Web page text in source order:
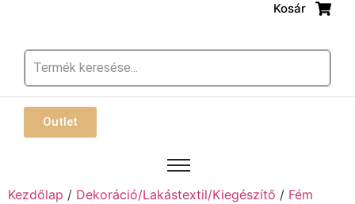
Kosár
Outlet
Kezdőlap / Dekoráció/Lakástextil/Kiegészítő / Fém